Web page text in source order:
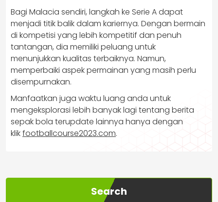
Bagi Malacia sendiri, langkah ke Serie A dapat
menjadi titik balik dalam kariernya. Dengan bermain
di kompetisi yang lebih kompetitif dan penuh
tantangan, dia memiliki peluang untuk
menunjukkan kualitas terbaiknya. Namun,
memperbaiki aspek permainan yang masih perlu
disempurnakan.
Manfaatkan juga waktu luang anda untuk
mengeksplorasi lebih banyak lagi tentang berita
sepak bola terupdate lainnya hanya dengan
klikfootballcourse2023.com.
Search